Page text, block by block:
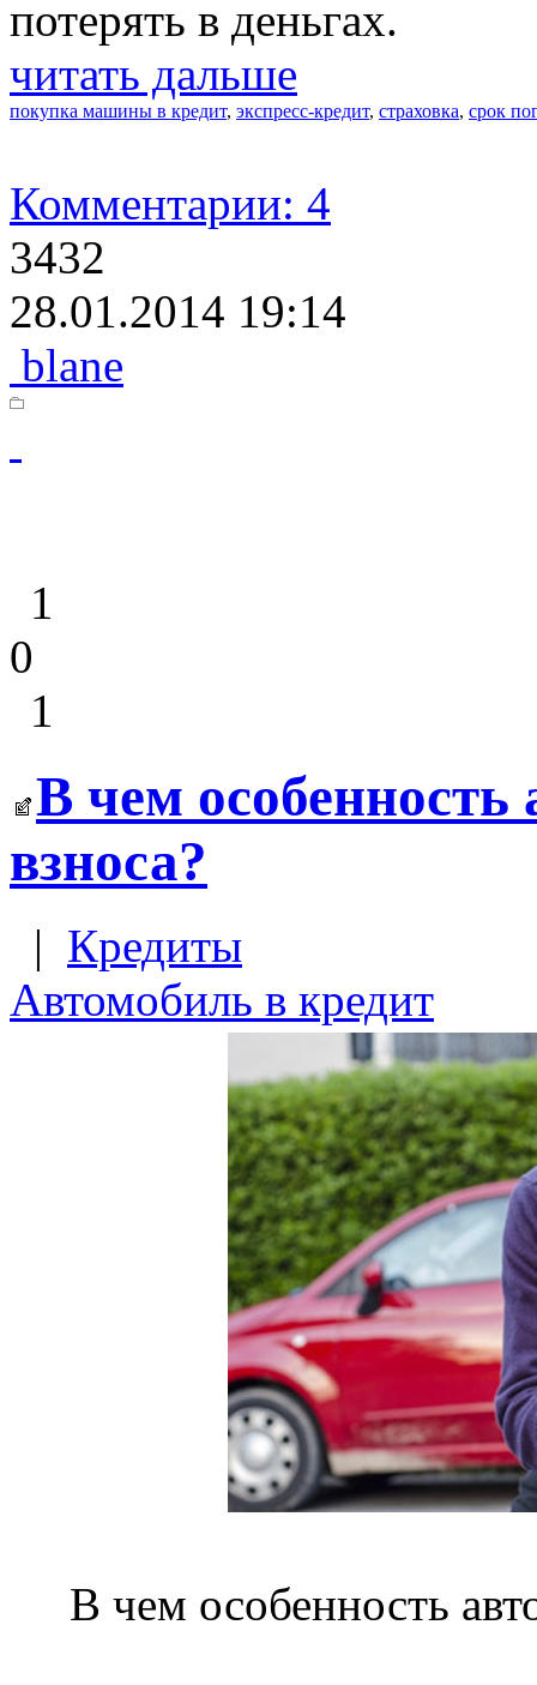
потерять в деньгах.
читать дальше
покупка машины в кредит, экспресс-кредит, страховка, срок
Комментарии: 4
3432
28.01.2014 19:14
blane
1
0
1
В чем особенность
взноса?
| Кредиты
Автомобиль в кредит
В чем особенность